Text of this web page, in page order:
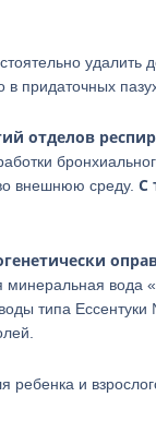
удалить
придаточных
отделов
внешнюю среду. С
минеральная вода
типа
ребенка и